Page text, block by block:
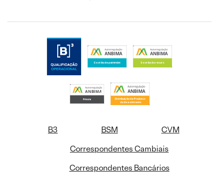
B3 BSM
CVM
Correspondentes Cambiais
Correspondentes Bancários